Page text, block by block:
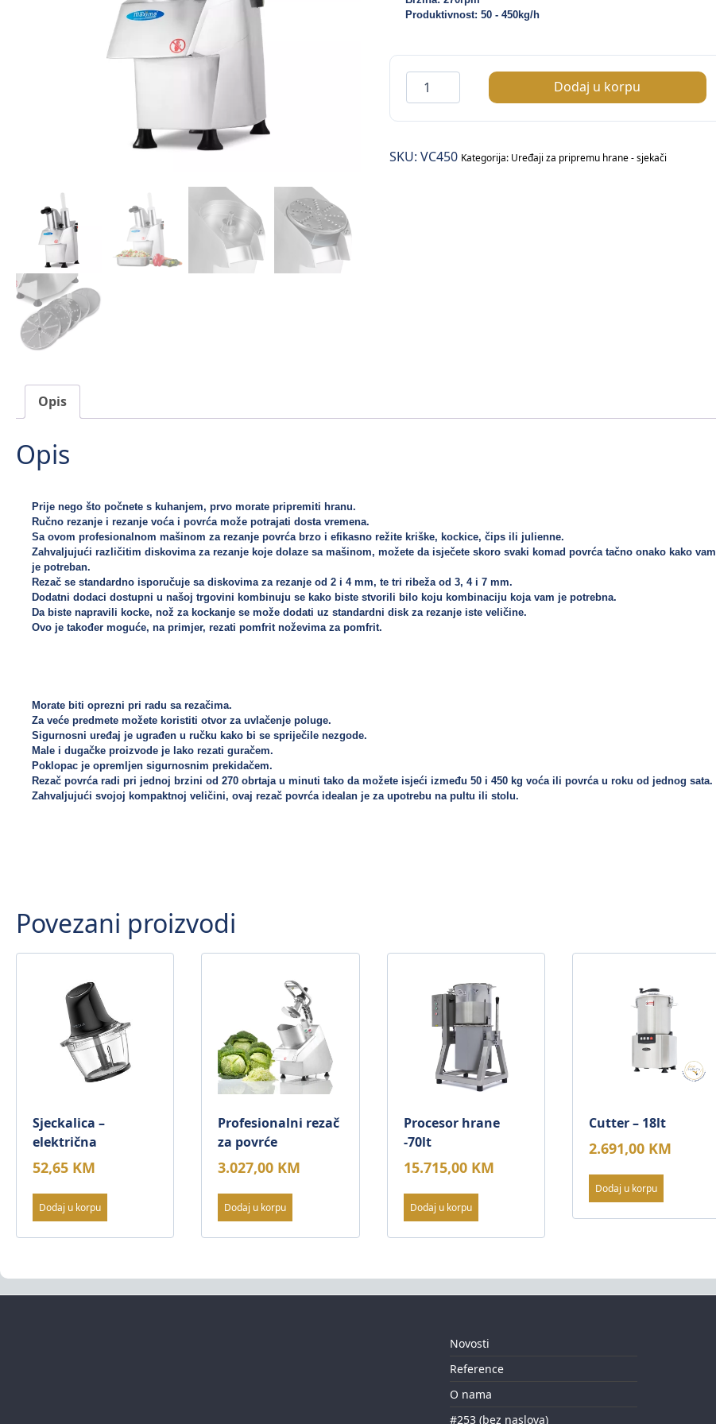
Produktivnost: 50 - 450kg/h
Rezač
za
povrće
5
Dodaj u korpu
SKU: VC450 Kategorija: Uređaji za pripremu hrane - sjekači
Opis
Opis
Prije nego što počnete s kuhanjem, prvo morate pripremiti hranu.
Ručno rezanje i rezanje voća i povrća može potrajati dosta vremena.
Sa ovom profesionalnom mašinom za rezanje povrća brzo i efikasno režite kriške, kockice, čips ili julienne.
Zahvaljujući različitim diskovima za rezanje koje dolaze sa mašinom, možete da isječete skoro svaki komad povrća tačno onako kako vam
je potreban.
Rezač se standardno isporučuje sa diskovima za rezanje od 2 i 4 mm, te tri ribeža od 3, 4 i 7 mm.
Dodatni dodaci dostupni u našoj trgovini kombinuju se kako biste stvorili bilo koju kombinaciju koja vam je potrebna.
Da biste napravili kocke, nož za kockanje se može dodati uz standardni disk za rezanje iste veličine.
Ovo je također moguće, na primjer, rezati pomfrit noževima za pomfrit.
Morate biti oprezni pri radu sa rezačima.
Za veće predmete možete koristiti otvor za uvlačenje poluge.
Sigurnosni uređaj je ugrađen u ručku kako bi se spriječile nezgode.
Male i dugačke proizvode je lako rezati guračem.
Poklopac je opremljen sigurnosnim prekidačem.
Rezač povrća radi pri jednoj brzini od 270 obrtaja u minuti tako da možete isjeći između 50 i 450 kg voća ili povrća u roku od jednog sata.
Zahvaljujući svojoj kompaktnoj veličini, ovaj rezač povrća idealan je za upotrebu na pultu ili stolu.
Povezani proizvodi
Sjeckalica –
električna
52,65 KM
Dodaj u korpu
Profesionalni rezač
za povrće
3.027,00 KM
Dodaj u korpu
Procesor hrane
-70lt
15.715,00 KM
Dodaj u korpu
Cutter – 18lt
2.691,00 KM
Dodaj u korpu
Novosti
Reference
O nama
#253 (bez naslova)